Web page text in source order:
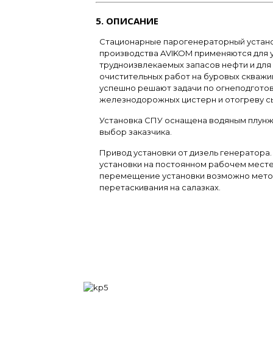
5. ОПИСАНИЕ
Стационарные парогенераторный
производства AVIKOM применяются для
трудноизвлекаемых запасов нефти и
очистительных работ на буровых
успешно решают задачи по
железнодорожных цистерн и отогреву
Установка СПУ оснащена водяным
выбор заказчика.
Привод установки от дизель
установки на постоянном рабочем
перемещение установки возможно
перетаскивания на салазках.